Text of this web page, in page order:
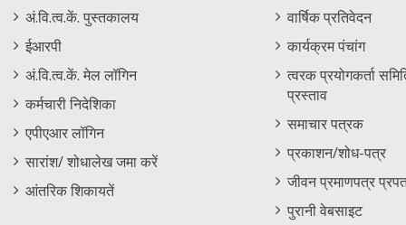
Staff
Footer
Menu
अं.वि.त्व.कें. पुस्तकालय
ईआरपी
अं.वि.त्व.कें. मेल लॉगिन
कर्मचारी निदेशिका
एपीएआर लॉगिन
सारांश/ शोधालेख जमा करें
आंतरिक शिकायतें
Informations
Menu
वार्षिक प्रतिवेदन
कार्यक्रम पंचांग
त्वरक प्रयोगकर्ता
प्रस्ताव
समाचार पत्रक
प्रकाशन/शोध-पत्र
जीवन प्रमाणपत्र
पुरानी वेबसाइट